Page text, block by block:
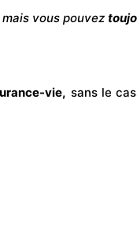
vous pouvez
vie, sans le